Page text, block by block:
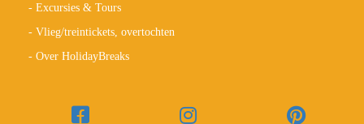
- Excursies & Tours
- Vlieg/treintickets, overtochten
- Over HolidayBreaks